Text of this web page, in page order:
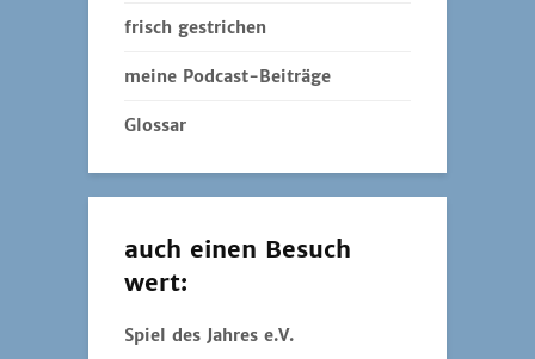
frisch gestrichen
meine Podcast-Beiträge
Glossar
auch einen Besuch
wert:
Spiel des Jahres e.V.